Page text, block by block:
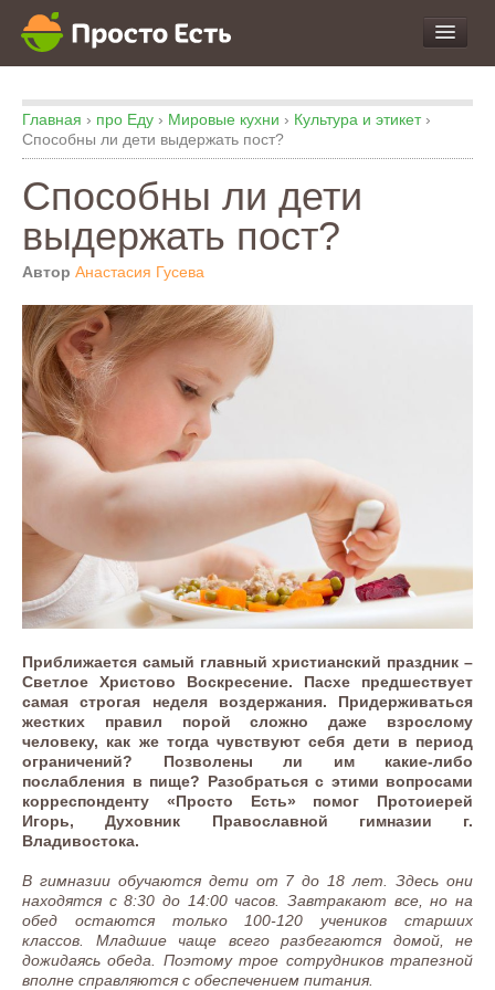
про Еду
про Кухню
про Экспертизу
Главная › про Еду › Мировые кухни › Культура и этикет›
Способны ли дети выдержать пост?
Способны ли дети
выдержать пост?
Автор Анастасия Гусева
Приближается самый главный христианский праздник –
Светлое Христово Воскресение. Пасхе предшествует
самая строгая неделя воздержания. Придерживаться
жестких правил порой сложно даже взрослому
человеку, как же тогда чувствуют себя дети в период
ограничений? Позволены ли им какие-либо
послабления в пище? Разобраться с этими вопросами
корреспонденту «Просто Есть» помог Протоиерей
Игорь, Духовник Православной гимназии г.
Владивостока.
В гимназии обучаются дети от 7 до 18 лет. Здесь они
находятся с 8:30 до 14:00 часов. Завтракают все, но на
обед остаются только 100-120 учеников старших
классов. Младшие чаще всего разбегаются домой, не
дожидаясь обеда. Поэтому трое сотрудников трапезной
вполне справляются с обеспечением питания.